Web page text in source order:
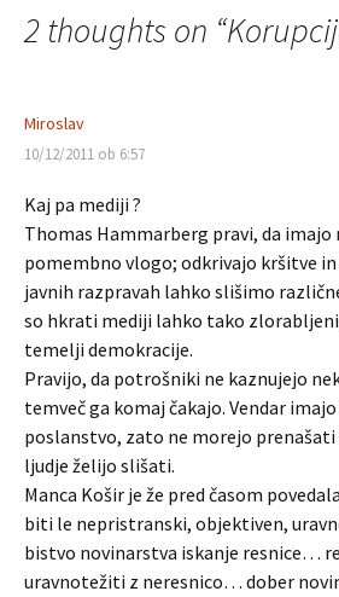
prispevkih
2 thoughts on “
Miroslav
10/12/2011 ob 6:57
Kaj pa mediji ?
Thomas Hammarberg pravi, da
pomembno vlogo; odkrivajo kršitve
javnih razpravah lahko slišimo
so hkrati mediji lahko tako
temelji demokracije.
Pravijo, da potrošniki ne kaznujejo
temveč ga komaj čakajo. Vendar
poslanstvo, zato ne morejo
ljudje želijo slišati.
Manca Košir je že pred časom
biti le nepristranski, objektiven,
bistvo novinarstva iskanje resnice…
uravnotežiti z neresnico… dober